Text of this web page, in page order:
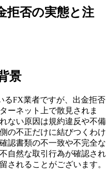
拒否の実態と注
景
るFX業者ですが、出金拒否
ーネット上で散見されま
ない原因は規約違反や不備
の不正だけに結びつくわけ
認書類の不一致や不完全な
自然な取引行為が確認され
されることがございます。